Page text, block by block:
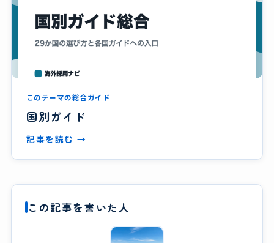
このテーマの総合ガイド
国別ガイド
記事を読む →
この記事を書いた人